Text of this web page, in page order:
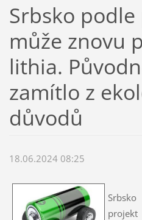
Srbsko
může znovu
lithia.
zamítlo z
důvodů
18.06.2024 08:25